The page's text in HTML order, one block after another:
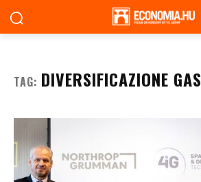
TAG: DIVERSIFICAZIONE GAS